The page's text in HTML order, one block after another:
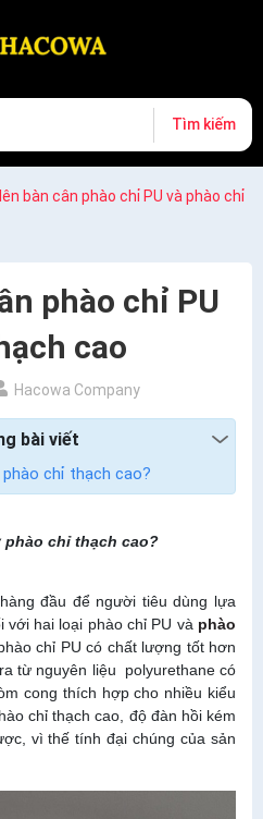
Tìm kiếm
bàn cân phào chỉ PU và phào chỉ
phào chỉ PU
cao
Hacowa Company
bài viết
phào chỉ thạch cao?
phào chỉ thạch cao?
đầu để người tiêu dùng lựa
hai loại phào chỉ PU và phào
chỉ PU có chất lượng tốt hơn
từ nguyên liệu polyurethane có
cong thích hợp cho nhiều kiểu
chỉ thạch cao, độ đàn hồi kém
vì thế tính đại chúng của sản